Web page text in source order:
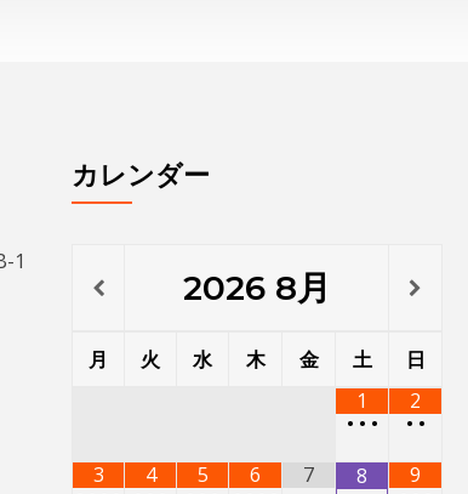
1
•••
2
••
•••• •••
••• ••••
•
•••• •••